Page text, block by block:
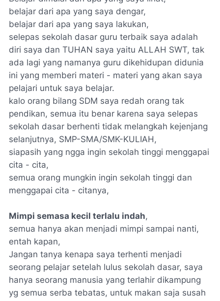
belajar dari apa yang saya dengar,
belajar dari apa yang saya lakukan,
selepas sekolah dasar guru terbaik saya adalah
diri saya dan TUHAN saya yaitu ALLAH SWT, tak
ada lagi yang namanya guru dikehidupan didunia
ini yang memberi materi - materi yang akan saya
pelajari untuk saya belajar.
kalo orang bilang SDM saya redah orang tak
pendikan, semua itu benar karena saya selepas
sekolah dasar berhenti tidak melangkah kejenjang
selanjutnya, SMP-SMA/SMK-KULIAH,
siapasih yang ngga ingin sekolah tinggi menggapai
cita - cita,
semua orang mungkin ingin sekolah tinggi dan
menggapai cita - citanya,
Mimpi semasa kecil terlalu indah,
semua hanya akan menjadi mimpi sampai nanti,
entah kapan,
Jangan tanya kenapa saya terhenti menjadi
seorang pelajar setelah lulus sekolah dasar, saya
hanya seorang manusia yang terlahir dikampung
yg semua serba tebatas, untuk makan saja susah